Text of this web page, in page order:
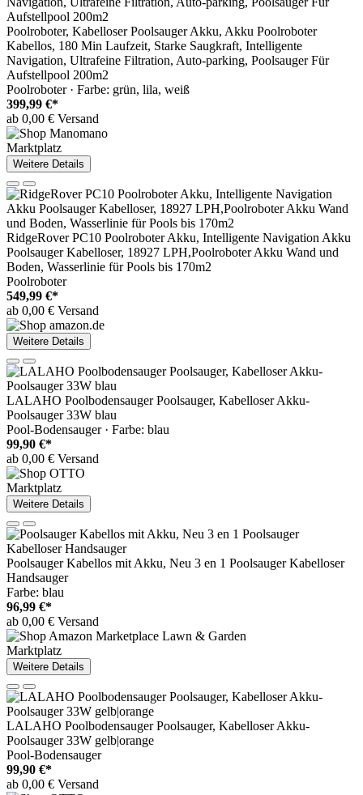
Poolroboter, Kabelloser Poolsauger Akku, Akku Poolroboter
Kabellos, 180 Min Laufzeit, Starke Saugkraft, Intelligente
Navigation, Ultrafeine Filtration, Auto-parking, Poolsauger Für
Aufstellpool 200m2
Poolroboter · Farbe: grün, lila, weiß
399,99 €*
ab 0,00 € Versand
Marktplatz
Weitere Details
RidgeRover PC10 Poolroboter Akku, Intelligente Navigation Akku
Poolsauger Kabelloser, 18927 LPH,Poolroboter Akku Wand und
Boden, Wasserlinie für Pools bis 170m2
Poolroboter
549,99 €*
ab 0,00 € Versand
Weitere Details
LALAHO Poolbodensauger Poolsauger, Kabelloser Akku-
Poolsauger 33W blau
Pool-Bodensauger · Farbe: blau
99,90 €*
ab 0,00 € Versand
Marktplatz
Weitere Details
Poolsauger Kabellos mit Akku, Neu 3 en 1 Poolsauger Kabelloser
Handsauger
Farbe: blau
96,99 €*
ab 0,00 € Versand
Marktplatz
Weitere Details
LALAHO Poolbodensauger Poolsauger, Kabelloser Akku-
Poolsauger 33W gelb|orange
Pool-Bodensauger
99,90 €*
ab 0,00 € Versand